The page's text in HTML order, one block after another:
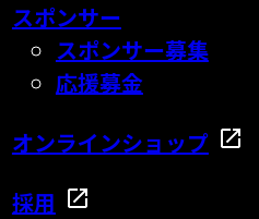
スポンサー
スポンサー募集
応援募金
オンラインショップ
採用